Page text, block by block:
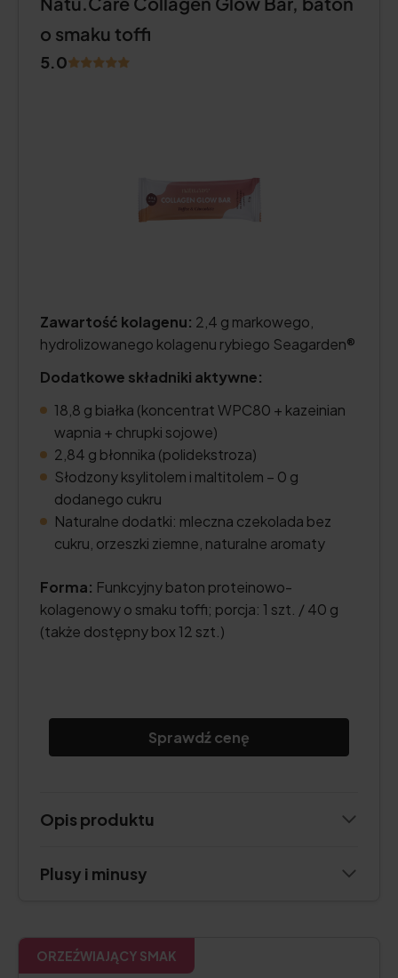
o smaku toffi
5.0
Zawartość kolagenu: 2,4 g markowego,
hydrolizowanego kolagenu rybiego Seagarden®
Dodatkowe składniki aktywne:
18,8 g białka (koncentrat WPC80 + kazeinian
wapnia + chrupki sojowe)
2,84 g błonnika (polidekstroza)
Słodzony ksylitolem i maltitolem – 0 g
dodanego cukru
Naturalne dodatki: mleczna czekolada bez
cukru, orzeszki ziemne, naturalne aromaty
Forma: Funkcyjny baton proteinowo-
kolagenowy o smaku toffi; porcja: 1 szt. / 40 g
(także dostępny box 12 szt.)
Sprawdź cenę
Opis produktu
Plusy i minusy
ORZEŹWIAJĄCY SMAK